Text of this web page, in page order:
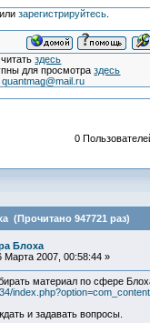
зарегистрируйтесь.
здесь
для просмотраздесь
quantmag@mail.ru
0
(Прочитано 947721 раз)
Блоха
Марта 2007, 00:58:44 »
материал по сфере
и задавать вопросы.